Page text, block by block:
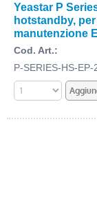
Yeastar P
hotstandby,
manutenzione
Cod. Art.:
P-SERIES-HS-EP-